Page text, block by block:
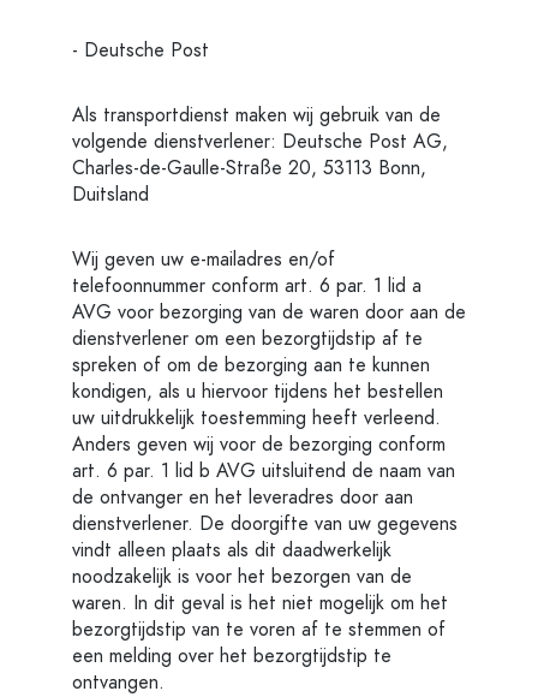
- Deutsche Post
Als transportdienst maken wij gebruik van de
volgende dienstverlener: Deutsche Post AG,
Charles-de-Gaulle-Straße 20, 53113 Bonn,
Duitsland
Wij geven uw e-mailadres en/of
telefoonnummer conform art. 6 par. 1 lid a
AVG voor bezorging van de waren door aan de
dienstverlener om een bezorgtijdstip af te
spreken of om de bezorging aan te kunnen
kondigen, als u hiervoor tijdens het bestellen
uw uitdrukkelijk toestemming heeft verleend.
Anders geven wij voor de bezorging conform
art. 6 par. 1 lid b AVG uitsluitend de naam van
de ontvanger en het leveradres door aan
dienstverlener. De doorgifte van uw gegevens
vindt alleen plaats als dit daadwerkelijk
noodzakelijk is voor het bezorgen van de
waren. In dit geval is het niet mogelijk om het
bezorgtijdstip van te voren af te stemmen of
een melding over het bezorgtijdstip te
ontvangen.